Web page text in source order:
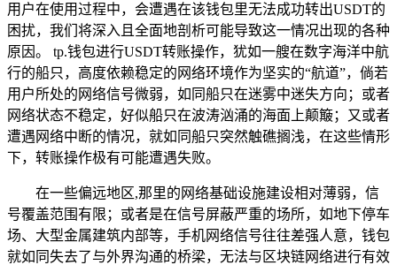
用户在使用过程中，会遭遇在该钱包里无法成功转出USDT的
困扰，我们将深入且全面地剖析可能导致这一情况出现的各种
原因。 tp.钱包进行USDT转账操作，犹如一艘在数字海洋中航
行的船只，高度依赖稳定的网络环境作为坚实的“航道”，倘若
用户所处的网络信号微弱，如同船只在迷雾中迷失方向；或者
网络状态不稳定，好似船只在波涛汹涌的海面上颠簸；又或者
遭遇网络中断的情况，就如同船只突然触礁搁浅，在这些情形
下，转账操作极有可能遭遇失败。
在一些偏远地区,那里的网络基础设施建设相对薄弱，信
号覆盖范围有限；或者是在信号屏蔽严重的场所，如地下停车
场、大型金属建筑内部等，手机网络信号往往差强人意，钱包
就如同失去了与外界沟通的桥梁，无法与区块链网络进行有效